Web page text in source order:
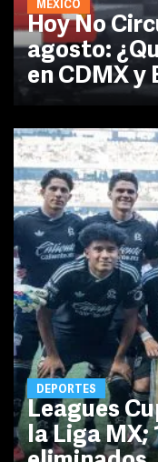
MÉXICO
Hoy No
agosto:
en CDMX y
DEPORTES
Leagues
la Liga MX;